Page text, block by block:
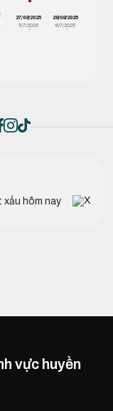
27/08/2025
5/7/2025
28/08/2025
6/7/2025
xấu hôm nay
vực huyền